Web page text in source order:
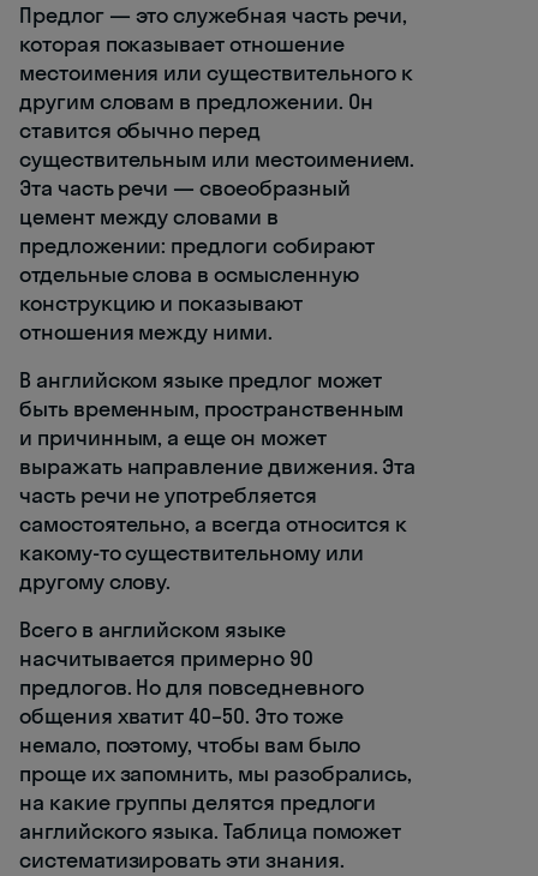
Предлог — это служебная часть речи,
которая показывает отношение
местоимения или существительного к
другим словам в предложении. Он
ставится обычно перед
существительным или местоимением.
Эта часть речи — своеобразный
цемент между словами в
предложении: предлоги собирают
отдельные слова в осмысленную
конструкцию и показывают
отношения между ними.
В английском языке предлог может
быть временным, пространственным
и причинным, а еще он может
выражать направление движения. Эта
часть речи не употребляется
самостоятельно, а всегда относится к
какому-то существительному или
другому слову.
Всего в английском языке
насчитывается примерно 90
предлогов. Но для повседневного
общения хватит 40–50. Это тоже
немало, поэтому, чтобы вам было
проще их запомнить, мы разобрались,
на какие группы делятся предлоги
английского языка. Таблица поможет
систематизировать эти знания.